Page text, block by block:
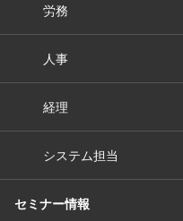
労務
人事
経理
システム担当
セミナー情報